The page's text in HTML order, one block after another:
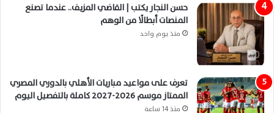
حسن النجار يكتب | القاضي المزيف.. عندما تصنع
المنصات أبطالًا من الوهم
منذ يوم واحد
تعرف على مواعيد مباريات الأهلي بالدوري المصري
الممتاز موسم 2026-2027 كاملة بالتفصيل اليوم
منذ 14 ساعة